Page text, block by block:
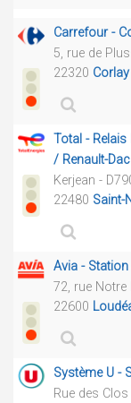
Carrefour -
5, rue de
22320 Corlay
Total - Relais
/ Renault-Dac
Kerjean -
22480 Saint-
Avia -
72, rue Notre
22600
Système U -
Rue des